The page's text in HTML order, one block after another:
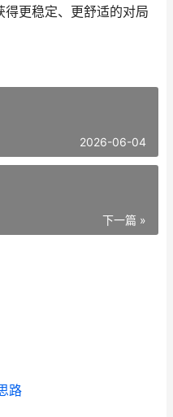
更稳定、更舒适的对局
2026-06-04
下一篇 »
路